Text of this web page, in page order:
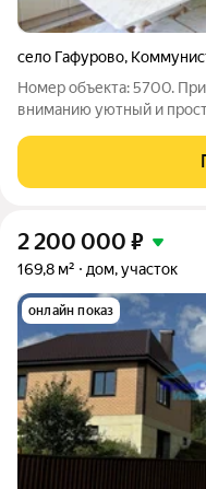
село Гафурово,
Номер объекта: 5700.
вниманию уютный и
идеальное место для
имеет площадь в 38,9 кв.м.
2 200 000 ₽
169,8 м² дом, участок
онлайн показ